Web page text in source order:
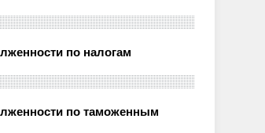
по налогам
по таможенным